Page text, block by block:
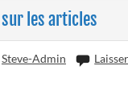
les articles
Steve-Admin